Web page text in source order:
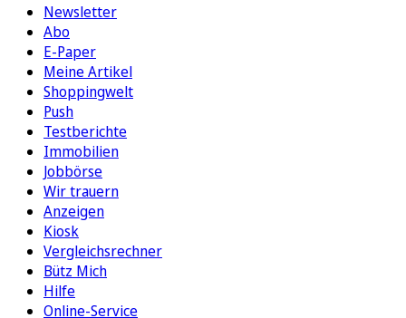
Newsletter
Abo
E-Paper
Meine Artikel
Shoppingwelt
Push
Testberichte
Immobilien
Jobbörse
Wir trauern
Anzeigen
Kiosk
Vergleichsrechner
Bütz Mich
Hilfe
Online-Service